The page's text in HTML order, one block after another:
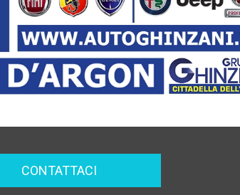
CONTATTACI